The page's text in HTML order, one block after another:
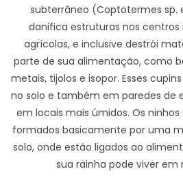
subterrâneo (Coptotermes sp.
danifica estruturas nos centros
agrícolas, e inclusive destrói
parte de sua alimentação, como
metais, tijolos e isopor. Esses
no solo e também em paredes de
em locais mais úmidos. Os
formados basicamente por uma
solo, onde estão ligados ao
sua rainha pode viver em